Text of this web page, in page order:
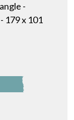
-
179 x 101